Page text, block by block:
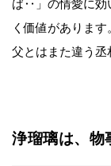
ば‥」の情愛に効
く価値がありま
父とはまた違う丞
浄瑠璃は、物